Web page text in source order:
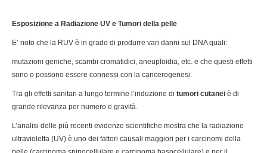
Esposizione a Radiazione UV e Tumori della pelle
E’ noto che la RUV è in grado di produrre vari danni sul DNA quali:
mutazioni geniche, scambi cromatidici, aneuploidia, etc. e che questi effetti
sono o possono essere connessi con la cancerogenesi.
Tra gli effetti sanitari a lungo termine l’induzione di tumori cutanei è di
grande rilevanza per numero e gravità.
L’analisi delle più recenti evidenze scientifiche mostra che la radiazione
ultravioletta (UV) è uno dei fattori causali maggiori per i carcinomi della